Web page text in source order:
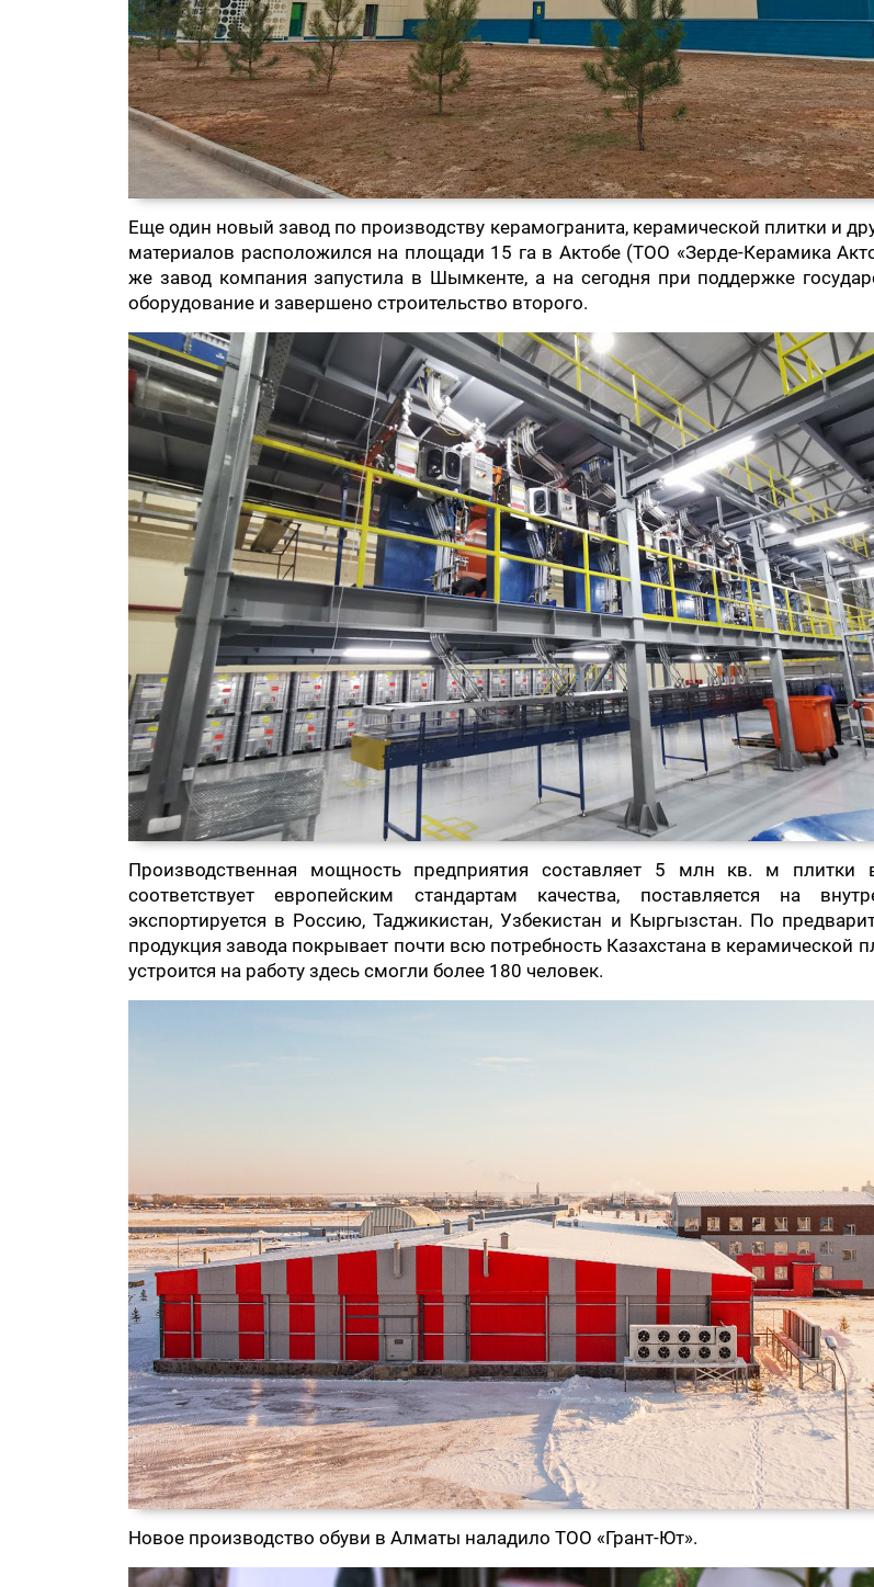
Еще один новый завод по производству керамогранита, керамической плитки и
материалов расположился на площади 15 га в Актобе (ТОО «Зерде-Керамика
же завод компания запустила в Шымкенте, а на сегодня при поддержке
оборудование и завершено строительство второго.
Производственная мощность предприятия составляет 5 млн кв. м плитки
соответствует европейским стандартам качества, поставляется на
экспортируется в Россию, Таджикистан, Узбекистан и Кыргызстан. По
продукция завода покрывает почти всю потребность Казахстана в керамической
устроится на работу здесь смогли более 180 человек.
Новое производство обуви в Алматы наладило ТОО «Грант-Ют».